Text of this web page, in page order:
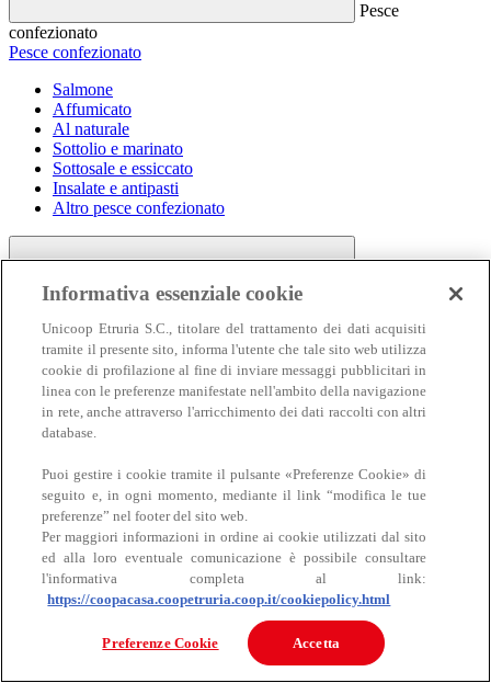
Pesce
confezionato
Pesce confezionato
Salmone
Affumicato
Al naturale
Sottolio e marinato
Sottosale e essiccato
Insalate e antipasti
Altro pesce confezionato
Carne
Carne
Bovino
Informativa essenziale cookie
Unicoop Etruria S.C., titolare del trattamento dei dati acquisiti
tramite il presente sito, informa l'utente che tale sito web utilizza
cookie di profilazione al fine di inviare messaggi pubblicitari in
linea con le preferenze manifestate nell'ambito della navigazione
in rete, anche attraverso l'arricchimento dei dati raccolti con altri
database.
Puoi gestire i cookie tramite il pulsante «Preferenze Cookie» di
seguito e, in ogni momento, mediante il link “modifica le tue
preferenze” nel footer del sito web.
Per maggiori informazioni in ordine ai cookie utilizzati dal sito
ed alla loro eventuale comunicazione è possibile consultare
l'informativa completa al link:
https://coopacasa.coopetruria.coop.it/cookiepolicy.html
Preferenze Cookie Accetta